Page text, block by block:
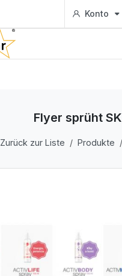
Konto
Flyer sprüht SK
Zurück zur Liste Produkte